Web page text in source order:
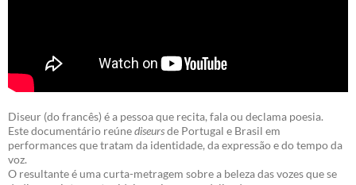
Diseur (do francês) é a pessoa que recita, fala ou declama poesia.
Este documentário reúnediseursde Portugal e Brasil em
performances que tratam da identidade, da expressão e do tempo da
voz.
O resultante é uma curta-metragem sobre a beleza das vozes que se